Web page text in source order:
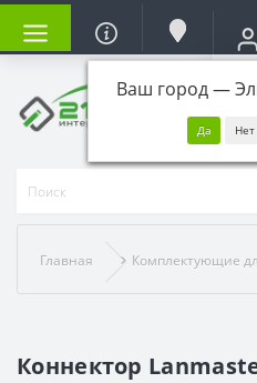
Ваш город —
Главная Комплектующие
Коннектор